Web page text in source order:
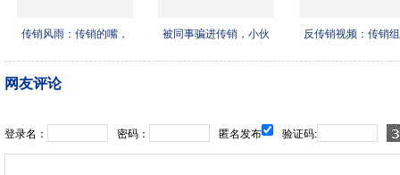
传销风雨：传销的嘴，
被同事骗进传销，小伙
反传销视频：传销
网友评论
登录名： 密码： 匿名发布 验证码: